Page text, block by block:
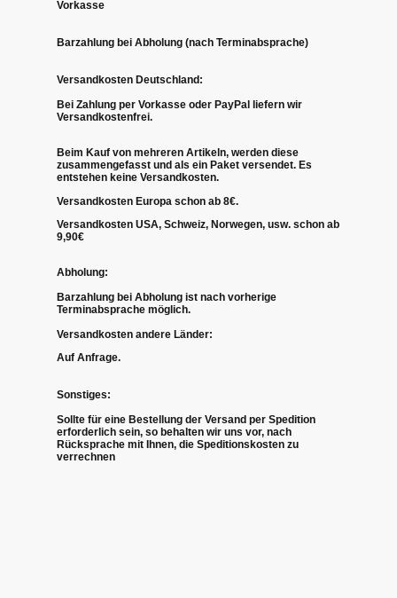
Vorkasse
Barzahlung bei Abholung (nach Terminabsprache)
Versandkosten Deutschland:
Bei Zahlung per Vorkasse oder PayPal liefern wir
Versandkostenfrei.
Beim Kauf von mehreren Artikeln, werden diese
zusammengefasst und als ein Paket versendet. Es
entstehen keine Versandkosten.
Versandkosten Europa schon ab 8€.
Versandkosten USA, Schweiz, Norwegen, usw. schon ab
9,90€
Abholung:
Barzahlung bei Abholung ist nach vorherige
Terminabsprache möglich.
Versandkosten andere Länder:
Auf Anfrage.
Sonstiges:
Sollte für eine Bestellung der Versand per Spedition
erforderlich sein, so behalten wir uns vor, nach
Rücksprache mit Ihnen, die Speditionskosten zu
verrechnen